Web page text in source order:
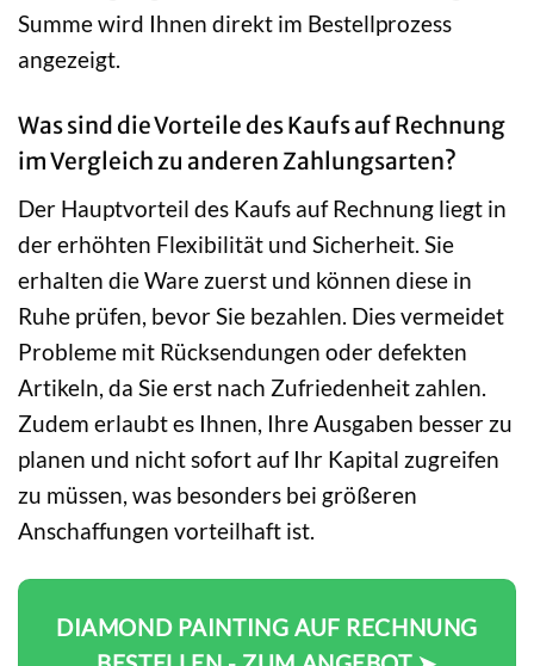
Summe wird Ihnen direkt im Bestellprozess
angezeigt.
Was sind die Vorteile des Kaufs auf Rechnung
im Vergleich zu anderen Zahlungsarten?
Der Hauptvorteil des Kaufs auf Rechnung liegt in
der erhöhten Flexibilität und Sicherheit. Sie
erhalten die Ware zuerst und können diese in
Ruhe prüfen, bevor Sie bezahlen. Dies vermeidet
Probleme mit Rücksendungen oder defekten
Artikeln, da Sie erst nach Zufriedenheit zahlen.
Zudem erlaubt es Ihnen, Ihre Ausgaben besser zu
planen und nicht sofort auf Ihr Kapital zugreifen
zu müssen, was besonders bei größeren
Anschaffungen vorteilhaft ist.
DIAMOND PAINTING AUF RECHNUNG